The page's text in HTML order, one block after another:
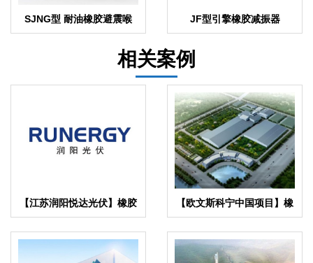
SJNG型 耐油橡胶避震喉 JF型引擎橡胶减振器
相关案例
【江苏润阳悦达光伏】橡胶
接头合同
【欧文斯科宁中国项目】橡
胶接头合同